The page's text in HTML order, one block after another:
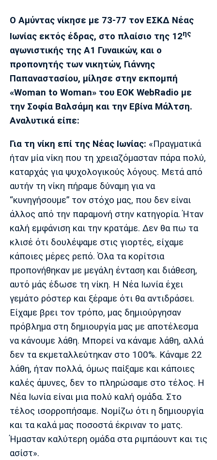
Πολιτισμός
Τραγούδια
Cine Spot
Media
Παρασκήνιο
Πρόγραμμα TV
Ιωνικός Κηφισιά Πανσερραϊκός
Μπαρτσελόνα
Ρεάλ
Ατλέτικο
Μάντσεστερ
Γιουνάιτεντ
Τσέλσι
Λίβερπουλ
Μάντσεστερ
Σίτι
Γιουβέντους
Ίντερ Μίλαν Μπάγερν
Μπορούσια
Ντόρτμουντ
Παρί Σεν
Ζερμέν
Αστέρας
Ο Αμύντας νίκησε με 73-77 τον ΕΣΚΔ Νέας
Ιωνίας εκτός έδρας, στο πλαίσιο της 12ης
αγωνιστικής της Α1 Γυναικών, και ο
προπονητής των νικητών, Γιάννης
Παπαναστασίου, μίλησε στην εκπομπή
«Woman to Woman» του EOK WebRadio με
την Σοφία Βαλσάμη και την Εβίνα Μάλτση.
Αναλυτικά είπε:
Για τη νίκη επί της Νέας Ιωνίας: «Πραγματικά
ήταν μία νίκη που τη χρειαζόμασταν πάρα πολύ,
καταρχάς για ψυχολογικούς λόγους. Μετά από
αυτήν τη νίκη πήραμε δύναμη για να
“κυνηγήσουμε” τον στόχο μας, που δεν είναι
άλλος από την παραμονή στην κατηγορία. Ήταν
καλή εμφάνιση και την κρατάμε. Δεν θα πω τα
κλισέ ότι δουλέψαμε στις γιορτές, είχαμε
κάποιες μέρες ρεπό. Όλα τα κορίτσια
προπονήθηκαν με μεγάλη ένταση και διάθεση,
αυτό μάς έδωσε τη νίκη. Η Νέα Ιωνία έχει
γεμάτο ρόστερ και ξέραμε ότι θα αντιδράσει.
Είχαμε βρει τον τρόπο, μας δημιούργησαν
πρόβλημα στη δημιουργία μας με αποτέλεσμα
να κάνουμε λάθη. Μπορεί να κάναμε λάθη, αλλά
δεν τα εκμεταλλεύτηκαν στο 100%. Κάναμε 22
λάθη, ήταν πολλά, όμως παίξαμε και κάποιες
καλές άμυνες, δεν το πληρώσαμε στο τέλος. Η
Νέα Ιωνία είναι μια πολύ καλή ομάδα. Στο
τέλος ισορροπήσαμε. Νομίζω ότι η δημιουργία
και τα καλά μας ποσοστά έκριναν το ματς.
Ήμασταν καλύτερη ομάδα στα ριμπάουντ και τις
ασίστ».